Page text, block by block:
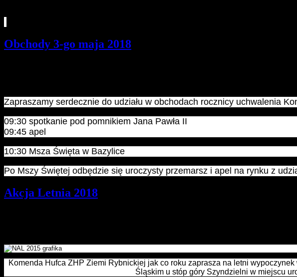
Obchody 3-go maja 2018
Zapraszamy serdecznie do udziału w obchodach rocznicy uchwalenia
09:30 spotkanie pod pomnikiem Jana Pawła II
09:45 apel
10:30 Msza Święta w Bazylice
Po Mszy Świętej odbędzie się uroczysty przemarsz i apel na rynku z
Akcja Letnia 2018
Komenda Hufca ZHP Ziemi Rybnickiej jak co roku zaprasza na letni
Śląskim u stóp góry Szyndzielni w miejscu